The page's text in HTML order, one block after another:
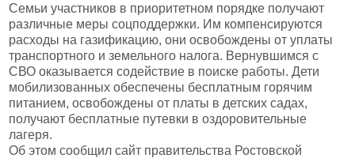
Семьи участников в приоритетном порядке получают
различные меры соцподдержки. Им компенсируются
расходы на газификацию, они освобождены от уплаты
транспортного и земельного налога. Вернувшимся с
СВО оказывается содействие в поиске работы. Дети
мобилизованных обеспечены бесплатным горячим
питанием, освобождены от платы в детских садах,
получают бесплатные путевки в оздоровительные
лагеря.
Об этом сообщил сайт правительства Ростовской